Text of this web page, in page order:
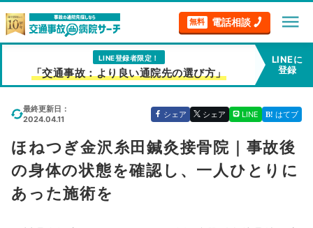
無料 電話相談 menu
LINE登録者限定！
「交通事故：より良い通院先の選び方」
LINEに
登録
最終更新日：
2024.04.11
シェア シェア LINE はてブ
ほねつぎ金沢糸田鍼灸接骨院｜事故後
の身体の状態を確認し、一人ひとりに
あった施術を